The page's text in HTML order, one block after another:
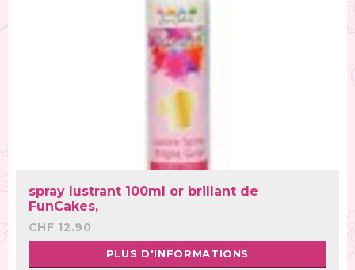
spray lustrant 100ml or brillant de
FunCakes,
CHF 12.90
PLUS D'INFORMATIONS